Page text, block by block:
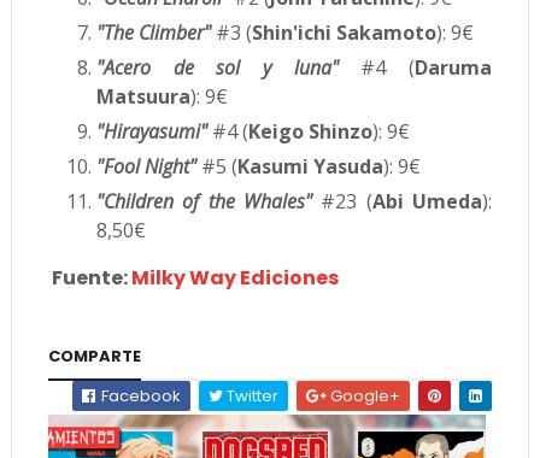
"The Climber"#3 (Shin'ichi Sakamoto): 9€
"Acero de sol y luna"#4 (Daruma
Matsuura): 9€
"Hirayasumi"#4 (Keigo Shinzo): 9€
"Fool Night"#5 (Kasumi Yasuda): 9€
"Children of the Whales" #23 (Abi Umeda):
8,50€
Fuente:Milky Way Ediciones
COMPARTE
Facebook
Twitter Google+